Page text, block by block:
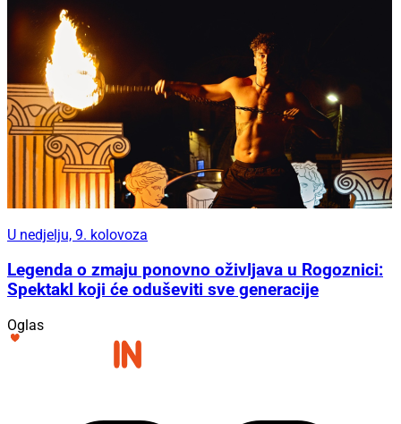
U nedjelju, 9. kolovoza
Legenda o zmaju ponovno oživljava u Rogoznici:
Spektakl koji će oduševiti sve generacije
Oglas